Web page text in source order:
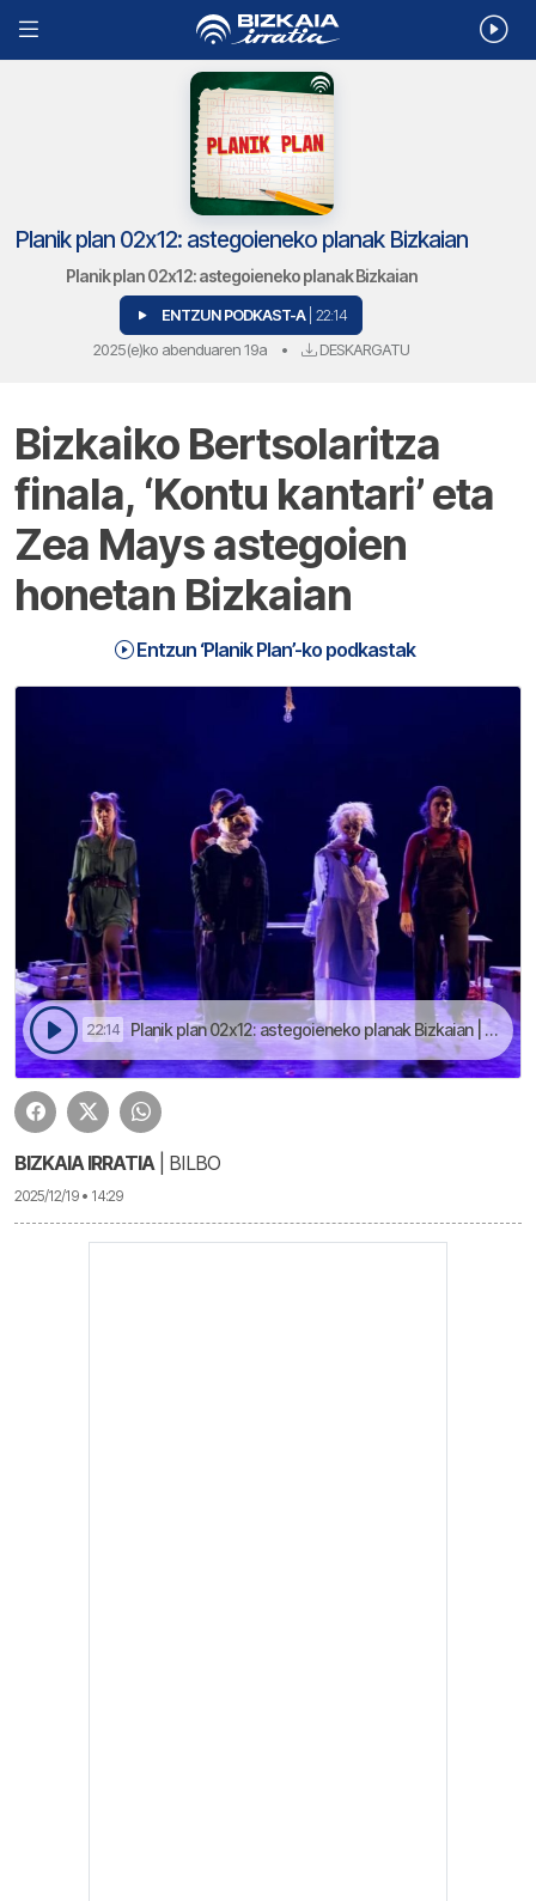
Planik plan 02x12: astegoieneko planak Bizkaian
Planik plan 02x12: astegoieneko planak Bizkaian
ENTZUN PODKAST-A | 22:14
2025(e)ko abenduaren 19a • DESKARGATU
Bizkaiko Bertsolaritza
finala, ‘Kontu kantari’ eta
Zea Mays astegoien
honetan Bizkaian
Entzun ‘Planik Plan’-ko podkastak
22:14 Planik plan 02x12: astegoieneko planak Bizkaian | Planik Plan
BIZKAIA IRRATIA| BILBO
2025/12/19 • 14:29